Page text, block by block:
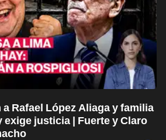
a Rafael López Aliaga y familia
exige justicia | Fuerte y Claro